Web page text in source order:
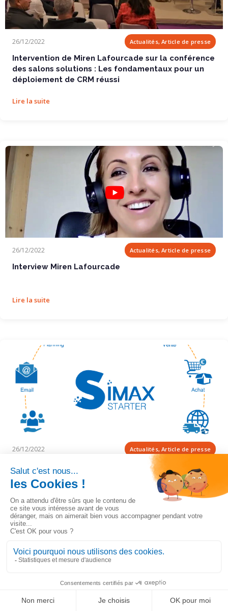
Solution de gestion ultra-personnalisable Ignorer
26/12/2022 Actualités, Article de presse
Intervention de Miren Lafourcade sur la conférence
des salons solutions : Les fondamentaux pour un
déploiement de CRM réussi
Lire la suite
26/12/2022 Actualités, Article de presse
Interview Miren Lafourcade
Lire la suite
Simax Strater, un ERP-CRM no code et Saas
26/12/2022 Actualités, Article de presse
Simax Strater, un ERP-CRM no code et Saas
Lire la suite